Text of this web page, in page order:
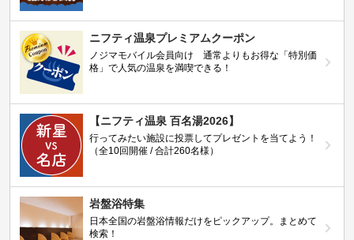
ニフティ温泉プレミアムクーポン
ノジマモバイル会員向け 通常よりもお得な「特別価
格」で人気の温泉を満喫できる！
【ニフティ温泉 百名湯2026】
行ってみたい施設に投票してプレゼントを当てよう！
（全10回開催 / 合計260名様）
岩盤浴特集
日本全国の岩盤浴情報だけをピックアップ。まとめて
検索！